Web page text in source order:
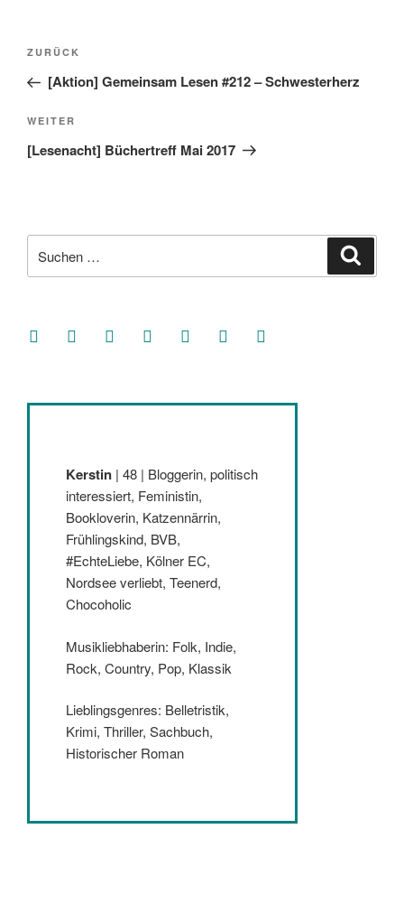
Beitragsnavigation
Vorheriger
Beitrag
ZURÜCK
[Aktion] Gemeinsam Lesen #212 – Schwesterherz
Nächster
Beitrag
WEITER
[Lesenacht] Büchertreff Mai 2017
nach:
facebooksoundcloud
twitter mastodoninstagramthreads goodreads
Kerstin | 48 | Bloggerin, politisch
interessiert, Feministin,
Bookloverin, Katzennärrin,
Frühlingskind, BVB,
#EchteLiebe, Kölner EC,
Nordsee verliebt, Teenerd,
Chocoholic
Musikliebhaberin: Folk, Indie,
Rock, Country, Pop, Klassik
Lieblingsgenres: Belletristik,
Krimi, Thriller, Sachbuch,
Historischer Roman